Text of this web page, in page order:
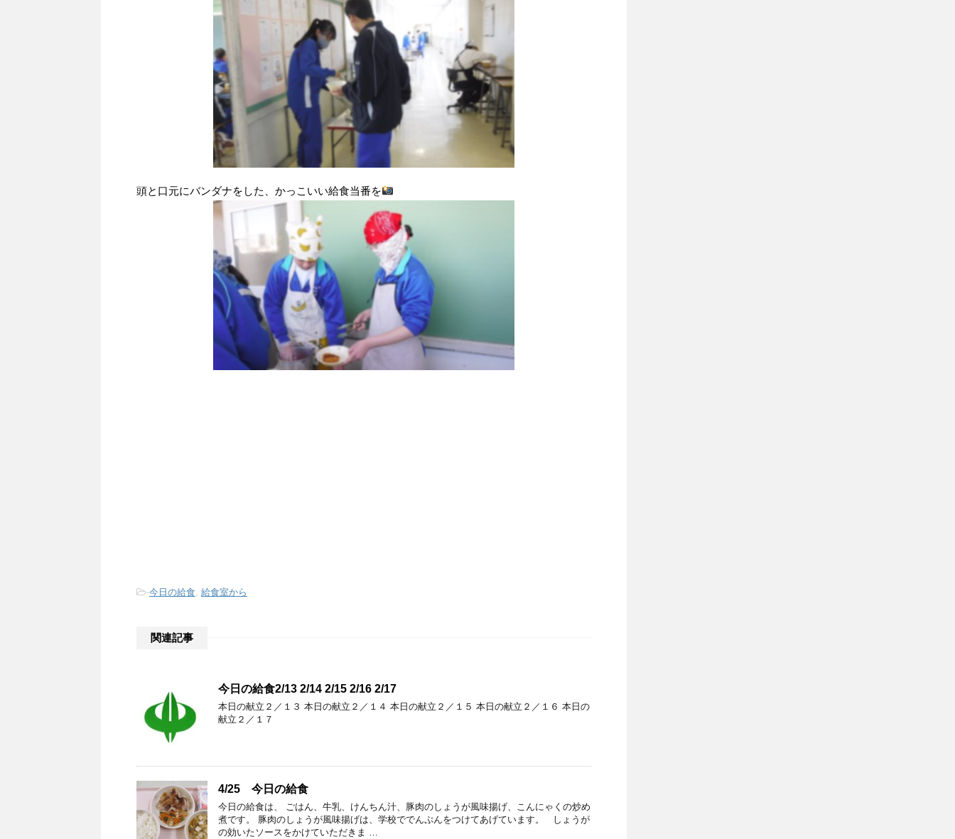
頭と口元にバンダナをした、かっこいい給食当番を
-今日の給食, 給食室から
関連記事
今日の給食2/13 2/14 2/15 2/16 2/17
本日の献立２／１３ 本日の献立２／１４ 本日の献立２／１５ 本日の献立２／１６ 本日の
献立２／１７
4/25 今日の給食
今日の給食は、 ごはん、牛乳、けんちん汁、豚肉のしょうが風味揚げ、こんにゃくの炒め
煮です。 豚肉のしょうが風味揚げは、学校ででんぷんをつけてあげています。 しょうが
の効いたソースをかけていただきま …